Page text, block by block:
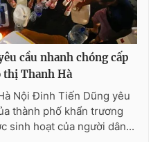
cầu nhanh chóng cấp
thị Thanh Hà
Nội Đinh Tiến Dũng yêu
thành phố khẩn trương
sinh hoạt của người dân...